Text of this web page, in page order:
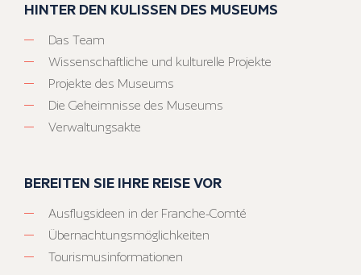
HINTER DEN KULISSEN DES MUSEUMS
Das Team
Wissenschaftliche und kulturelle Projekte
Projekte des Museums
Die Geheimnisse des Museums
Verwaltungsakte
BEREITEN SIE IHRE REISE VOR
Ausflugsideen in der Franche-Comté
Übernachtungsmöglichkeiten
Tourismusinformationen